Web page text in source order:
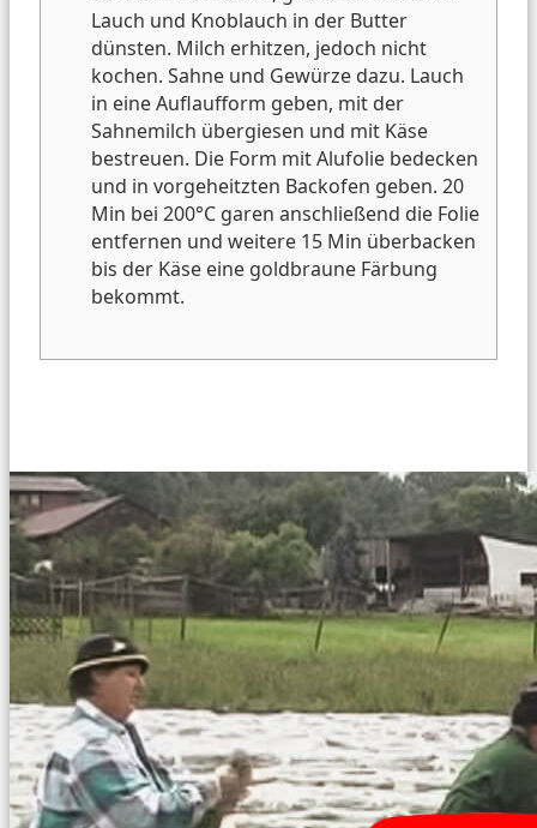
Lauch und Knoblauch in der Butter
dünsten. Milch erhitzen, jedoch nicht
kochen. Sahne und Gewürze dazu. Lauch
in eine Auflaufform geben, mit der
Sahnemilch übergiesen und mit Käse
bestreuen. Die Form mit Alufolie bedecken
und in vorgeheitzten Backofen geben. 20
Min bei 200°C garen anschließend die Folie
entfernen und weitere 15 Min überbacken
bis der Käse eine goldbraune Färbung
bekommt.